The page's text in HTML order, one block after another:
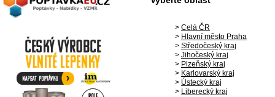
> Celá ČR
> Hlavní město Praha
> Středočeský kraj
> Jihočeský kraj
> Plzeňský kraj
> Karlovarský kraj
> Ústecký kraj
> Liberecký kraj